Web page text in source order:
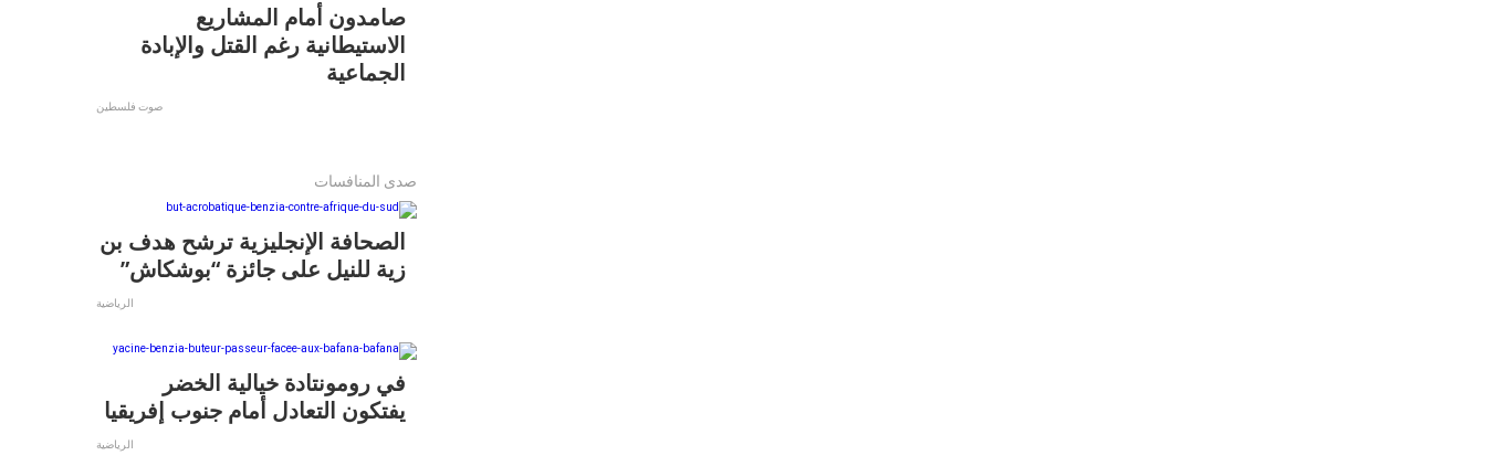
صامدون أمام المشاريع
الاستيطانية رغم القتل والإبادة
الجماعية
صوت فلسطين
صدى المنافسات
الصحافة الإنجليزية ترشح هدف بن
زية للنيل على جائزة “بوشكاش”
الرياضية
في رومونتادة خيالية الخضر
يفتكون التعادل أمام جنوب إفريقيا
الرياضية